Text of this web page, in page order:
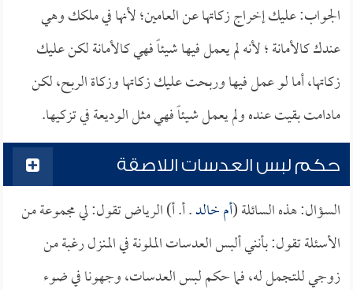
الجواب: عليك إخراج زكاتها عن العامين؛ لأنها في ملكك وهي
عندك كالأمانة ؛ لأنه لم يعمل فيها شيئاً فهي كالأمانة لكن عليك
زكاتها، أما لو عمل فيها وربحت عليك زكاتها وزكاة الربح، لكن
مادامت بقيت عنده ولم يعمل شيئاً فهي مثل الوديعة في تزكيها.
حكم لبس العدسات اللاصقة
السؤال: هذه السائلة (أم خالد. أ. أ) الرياض تقول: لي مجموعة من
الأسئلة تقول: بأنني ألبس العدسات الملونة في المنزل رغبة من
زوجي للتجمل له، فما حكم لبس العدسات، وجهونا في ضوء